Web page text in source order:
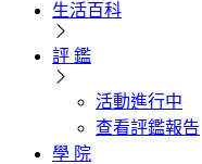
生活百科
評 鑑
活動進行中
查看評鑑報告
學 院